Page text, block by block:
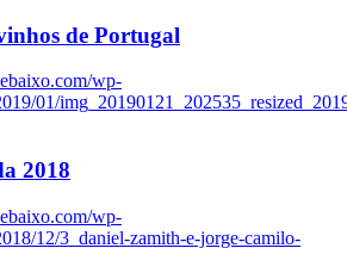
de Portugal
wp-
01/
2018
wp-
12/3_daniel-zamith-e-jorge-camilo-